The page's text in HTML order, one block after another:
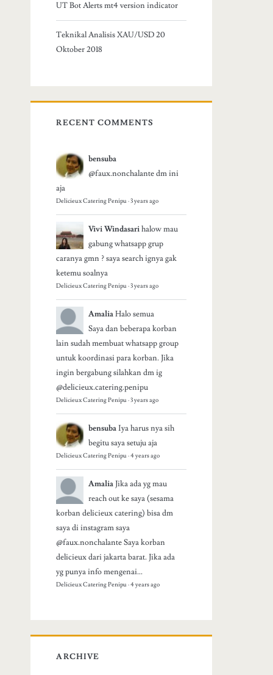
UT Bot Alerts mt4 version indicator
Teknikal Analisis XAU/USD 20
Oktober 2018
RECENT COMMENTS
bensuba
@faux.nonchalante dm ini
aja
Delicieux Catering Penipu·3 years ago
Vivi Windasari halow mau
gabung whatsapp grup
caranya gmn ? saya search ignya gak
ketemu soalnya
Delicieux Catering Penipu·3 years ago
Amalia Halo semua
Saya dan beberapa korban
lain sudah membuat whatsapp group
untuk koordinasi para korban. Jika
ingin bergabung silahkan dm ig
@delicieux.catering.penipu
Delicieux Catering Penipu·3 years ago
bensuba Iya harus nya sih
begitu saya setuju aja
Delicieux Catering Penipu·4 years ago
Amalia Jika ada yg mau
reach out ke saya (sesama
korban delicieux catering) bisa dm
saya di instagram saya
@faux.nonchalante Saya korban
delicieux dari jakarta barat. Jika ada
yg punya info mengenai...
Delicieux Catering Penipu·4 years ago
ARCHIVE